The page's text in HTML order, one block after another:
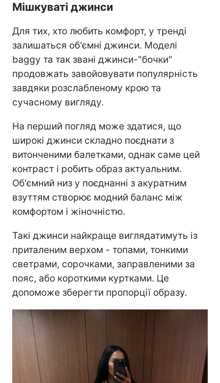
Мішкуваті джинси
Для тих, хто любить комфорт, у тренді
залишаться об'ємні джинси. Моделі
baggy та так звані джинси-"бочки"
продовжать завойовувати популярність
завдяки розслабленому крою та
сучасному вигляду.
На перший погляд може здатися, що
широкі джинси складно поєднати з
витонченими балетками, однак саме цей
контраст і робить образ актуальним.
Об'ємний низ у поєднанні з акуратним
взуттям створює модний баланс між
комфортом і жіночністю.
Такі джинси найкраще виглядатимуть із
приталеним верхом - топами, тонкими
светрами, сорочками, заправленими за
пояс, або короткими куртками. Це
допоможе зберегти пропорції образу.